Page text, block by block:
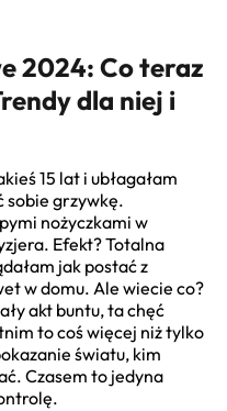
2024: Co teraz
dla niej i
15 lat i ubłagałam
sobie grzywkę.
nożyczkami w
Efekt? Totalna
jak postać z
w domu. Ale wiecie co?
akt buntu, ta chęć
to coś więcej niż tylko
światu, kim
Czasem to jedyna